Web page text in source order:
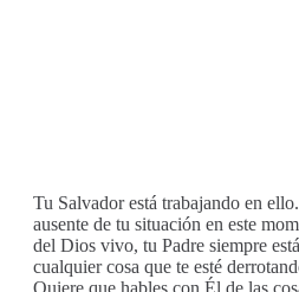
Tu Salvador está trabajando en
ausente de tu situación en este
del Dios vivo, tu Padre siempre
cualquier cosa que te esté
Quiere que hables con Él de las